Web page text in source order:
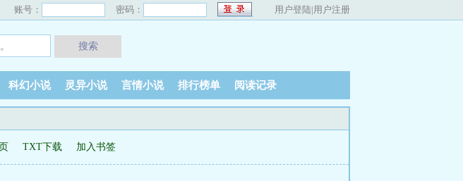
账号： 密码： 用户登陆|用户注册
搜索
科幻小说 灵异小说 言情小说 排行榜单 阅读记录
TXT下载 加入书签